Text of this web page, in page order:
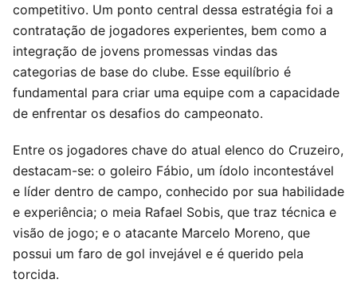
competitivo. Um ponto central dessa estratégia foi a
contratação de jogadores experientes, bem como a
integração de jovens promessas vindas das
categorias de base do clube. Esse equilíbrio é
fundamental para criar uma equipe com a capacidade
de enfrentar os desafios do campeonato.
Entre os jogadores chave do atual elenco do Cruzeiro,
destacam-se: o goleiro Fábio, um ídolo incontestável
e líder dentro de campo, conhecido por sua habilidade
e experiência; o meia Rafael Sobis, que traz técnica e
visão de jogo; e o atacante Marcelo Moreno, que
possui um faro de gol invejável e é querido pela
torcida.